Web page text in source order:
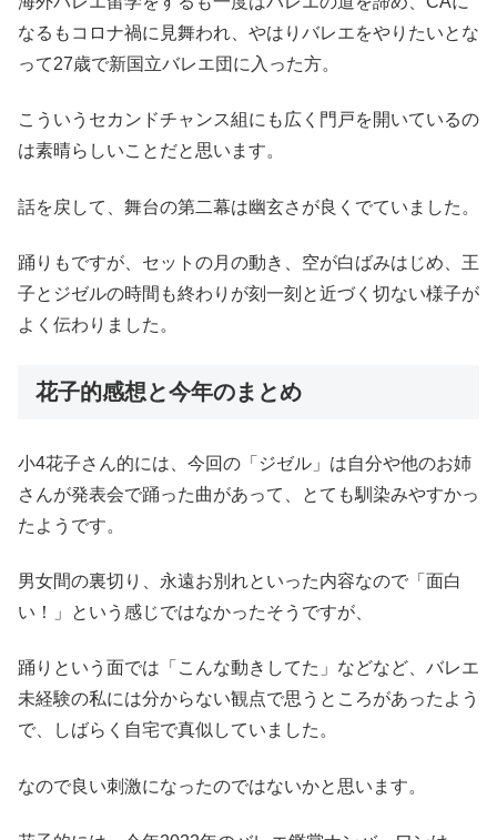
なるもコロナ禍に見舞われ、やはりバレエをやりたいとな
って27歳で新国立バレエ団に入った方。
こういうセカンドチャンス組にも広く門戸を開いているの
は素晴らしいことだと思います。
話を戻して、舞台の第二幕は幽玄さが良くでていました。
踊りもですが、セットの月の動き、空が白ばみはじめ、王
子とジゼルの時間も終わりが刻一刻と近づく切ない様子が
よく伝わりました。
花子的感想と今年のまとめ
小4花子さん的には、今回の「ジゼル」は自分や他のお姉
さんが発表会で踊った曲があって、とても馴染みやすかっ
たようです。
男女間の裏切り、永遠お別れといった内容なので「面白
い！」という感じではなかったそうですが、
踊りという面では「こんな動きしてた」などなど、バレエ
未経験の私には分からない観点で思うところがあったよう
で、しばらく自宅で真似していました。
なので良い刺激になったのではないかと思います。